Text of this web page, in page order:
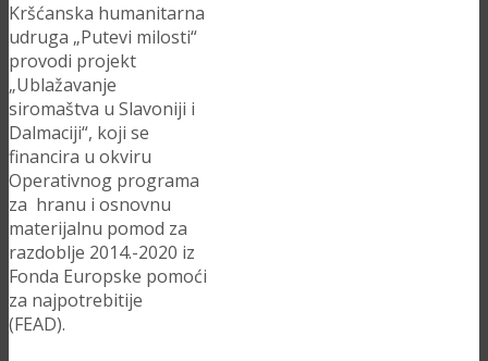
Kršćanska humanitarna
udruga „Putevi milosti“
provodi projekt
„Ublažavanje
siromaštva u Slavoniji i
Dalmaciji“, koji se
financira u okviru
Operativnog programa
za hranu i osnovnu
materijalnu pomod za
razdoblje 2014.-2020 iz
Fonda Europske pomoći
za najpotrebitije
(FEAD).